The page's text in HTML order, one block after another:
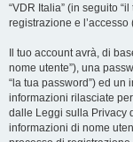
“VDR Italia” (in seguito
registrazione e l’accesso
Il tuo account avrà, di
nome utente”), una
“la tua password”) ed un
informazioni rilasciate per
dalle Leggi sulla Privacy
informazioni di nome